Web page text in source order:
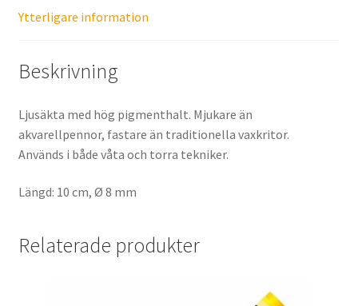
Ytterligare information
Beskrivning
Ljusäkta med hög pigmenthalt. Mjukare än
akvarellpennor, fastare än traditionella vaxkritor.
Används i både våta och torra tekniker.
Längd: 10 cm, Ø 8 mm
Relaterade produkter